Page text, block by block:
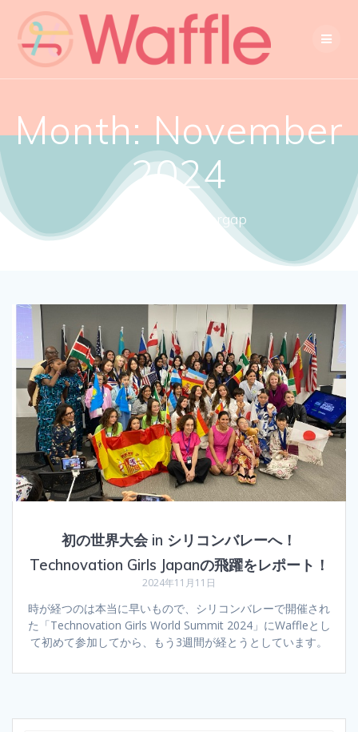
Month:November
2024
Close the gendergap
初の世界大会 in シリコンバレーへ！
Technovation Girls Japanの飛躍をレポート！
2024年11月11日
時が経つのは本当に早いもので、シリコンバレーで開催され
た「Technovation Girls World Summit 2024」にWaffleとし
て初めて参加してから、もう3週間が経とうとしています。